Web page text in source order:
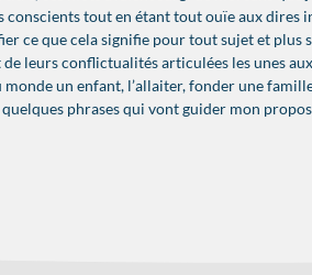
conscients tout en étant tout ouïe aux dires
ce que cela signifie pour tout sujet et
de leurs conflictualités articulées les unes
un enfant, l’allaiter, fonder une
phrases qui vont guider mon